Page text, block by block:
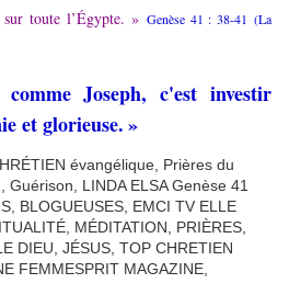
toute l’Égypte. » Genèse 41 : 38-41 (La
Joseph, c'est investir
et glorieuse.»